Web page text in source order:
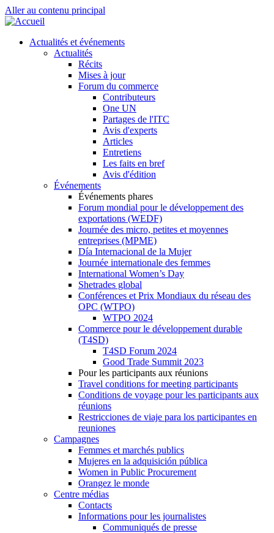
Aller au contenu principal
Actualités et événements
Actualités
Récits
Mises à jour
Forum du commerce
Contributeurs
One UN
Partages de l'ITC
Avis d'experts
Articles
Entretiens
Les faits en bref
Avis d'édition
Événements
Événements phares
Forum mondial pour le développement des
exportations (WEDF)
Journée des micro, petites et moyennes
entreprises (MPME)
Día Internacional de la Mujer
Journée internationale des femmes
International Women’s Day
Shetrades global
Conférences et Prix Mondiaux du réseau des
OPC (WTPO)
WTPO 2024
Commerce pour le développement durable
(T4SD)
T4SD Forum 2024
Good Trade Summit 2023
Pour les participants aux réunions
Travel conditions for meeting participants
Conditions de voyage pour les participants aux
réunions
Restricciones de viaje para los participantes en
reuniones
Campagnes
Femmes et marchés publics
Mujeres en la adquisición pública
Women in Public Procurement
Orangez le monde
Centre médias
Contacts
Informations pour les journalistes
Communiqués de presse